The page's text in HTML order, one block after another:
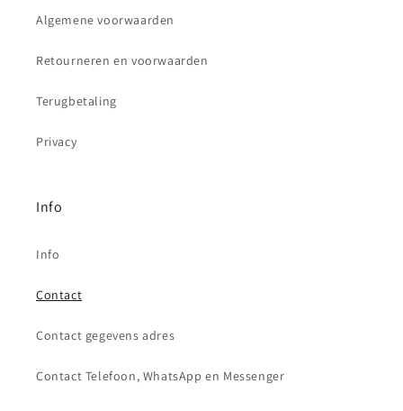
Algemene voorwaarden
Retourneren en voorwaarden
Terugbetaling
Privacy
Info
Info
Contact
Contact gegevens adres
Contact Telefoon, WhatsApp en Messenger